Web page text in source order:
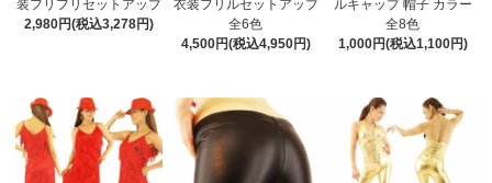
装フリフリセットアップ
2,980円(税込3,278円)
衣装フリルセットアップ
全6色
4,500円(税込4,950円)
ルキャップ 帽子 カラー
全8色
1,000円(税込1,100円)